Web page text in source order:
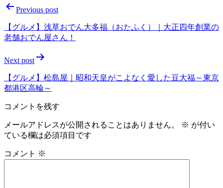
Previous post
【グルメ】浅草おでん大多福（おたふく）｜大正四年創業の
老舗おでん屋さん！
Next post
【グルメ】松島屋｜昭和天皇がこよなく愛した豆大福～東京
都港区高輪～
コメントを残す
メールアドレスが公開されることはありません。 ※ が付い
ている欄は必須項目です
コメント ※